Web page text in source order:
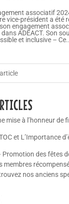
associatif
vice-président a été
engagement
ADEACT. Son
et inclusive –
mise à l’honneur de
et L’Importance
Promotion des fêtes
membres
nos anciens